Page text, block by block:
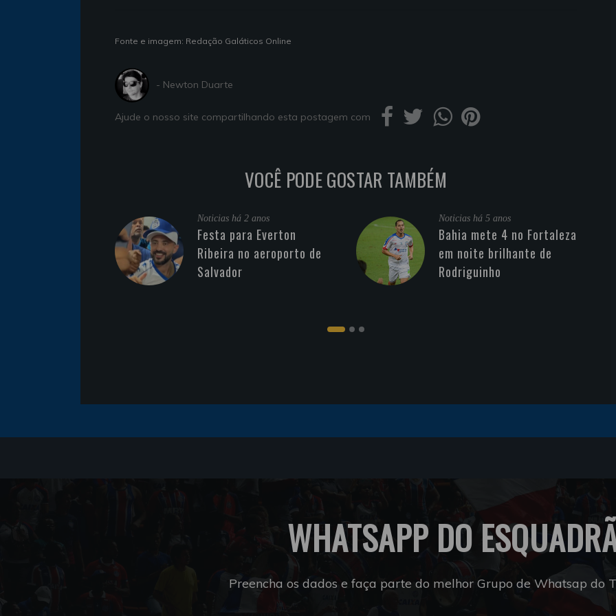
Fonte e imagem: Redação Galáticos Online
- Newton Duarte
Ajude o nosso site compartilhando esta postagem com
VOCÊ PODE GOSTAR TAMBÉM
Noticias há 2 anos
Festa para Everton
Ribeira no aeroporto de
Salvador
Noticias há 5 anos
Bahia mete 4 no Fortaleza
em noite brilhante de
Rodriguinho
WHATSAPP DO
Preencha os dados e faça parte do melhor Grupo de Whatsap do